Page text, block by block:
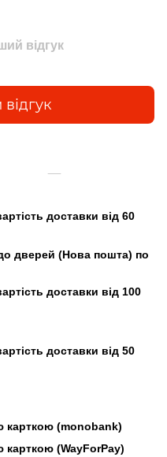
відгук
доставки від 60
дверей (Нова пошта) по
доставки від 100
доставки від 50
карткою (monobank)
карткою (WayForPay)